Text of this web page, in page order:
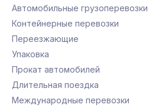
Автомобильные грузоперевозки
Контейнерные перевозки
Переезжающие
Упаковка
Прокат автомобилей
Длительная поездка
Международные перевозки